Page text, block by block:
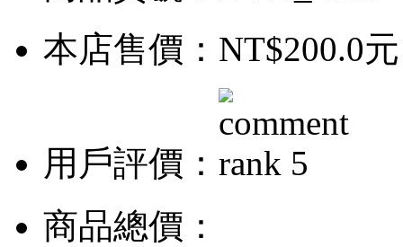
本店售價： NT$200.0元
用戶評價：
商品總價：